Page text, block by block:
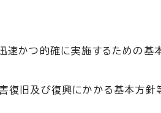
速かつ的確に実施するための基
復旧及び復興にかかる基本方針